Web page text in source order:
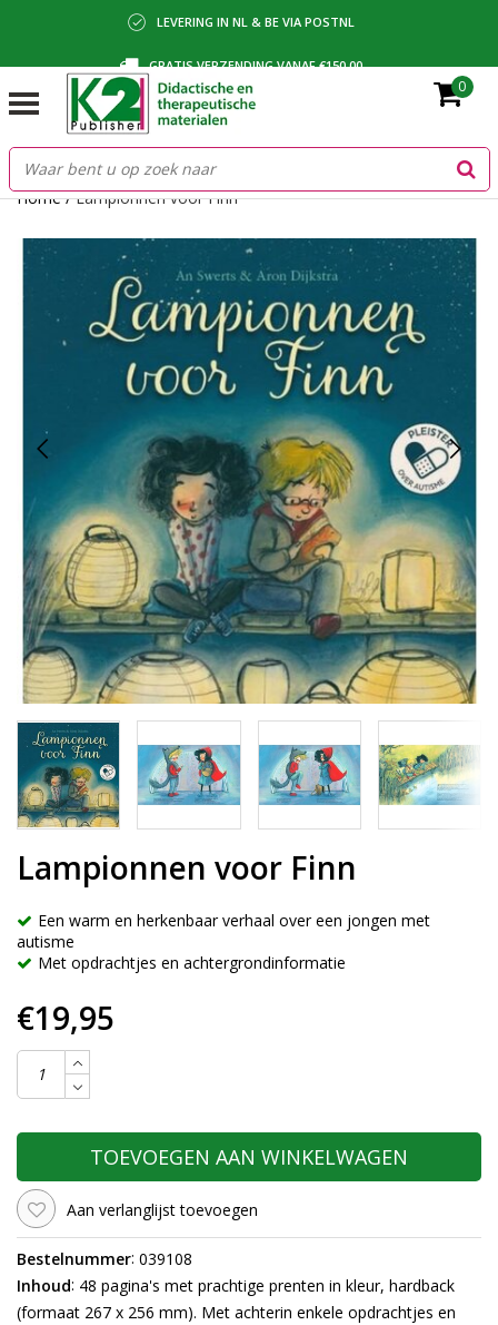
LEVERING IN NL & BE VIA POSTNL
GRATIS VERZENDING VANAF €150,00
BETALING VIA IDEAL, BANCONTACT OF FACTUUR
0
Home/Lampionnen voor Finn
Lampionnen voor Finn
Een warm en herkenbaar verhaal over een jongen met
autisme
Met opdrachtjes en achtergrondinformatie
€19,95
TOEVOEGEN AAN WINKELWAGEN
Aan verlanglijst toevoegen
Bestelnummer: 039108
Inhoud: 48 pagina's met prachtige prenten in kleur, hardback
(formaat 267 x 256 mm). Met achterin enkele opdrachtjes en